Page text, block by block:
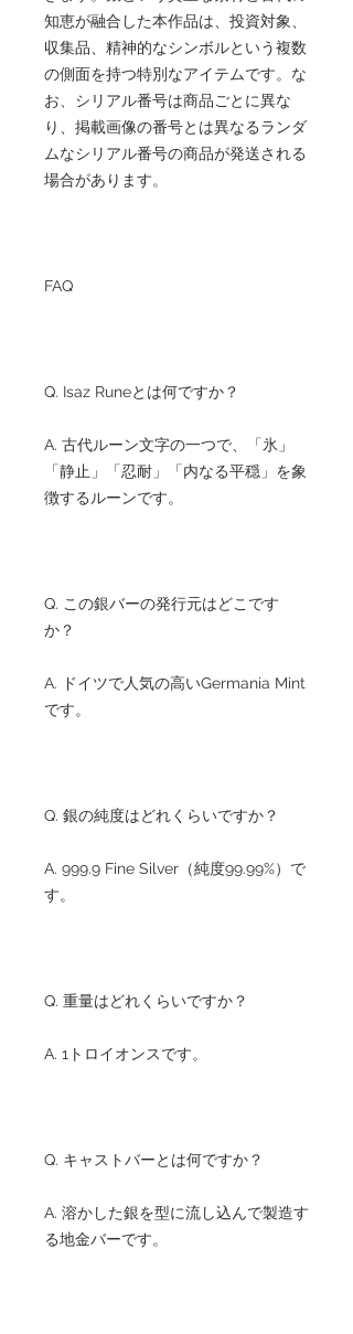
知恵が融合した本作品は、投資対象、
収集品、精神的なシンボルという複数
の側面を持つ特別なアイテムです。な
お、シリアル番号は商品ごとに異な
り、掲載画像の番号とは異なるランダ
ムなシリアル番号の商品が発送される
場合があります。
FAQ
Q. Isaz Runeとは何ですか？
A. 古代ルーン文字の一つで、「氷」
「静止」「忍耐」「内なる平穏」を象
徴するルーンです。
Q. この銀バーの発行元はどこです
か？
A. ドイツで人気の高いGermania Mint
です。
Q. 銀の純度はどれくらいですか？
A. 999.9 Fine Silver（純度99.99%）で
す。
Q. 重量はどれくらいですか？
A. 1トロイオンスです。
Q. キャストバーとは何ですか？
A. 溶かした銀を型に流し込んで製造す
る地金バーです。